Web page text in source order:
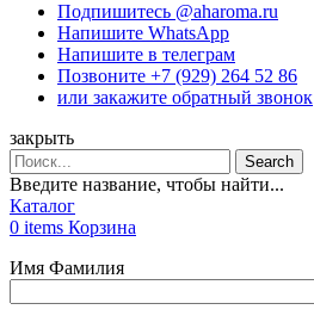
Подпишитесь @aharoma.ru
Напишите WhatsApp
Напишите в телеграм
Позвоните +7 (929) 264 52 86
или закажите обратный звонок
закрыть
Search
Введите название, чтобы найти...
Каталог
0 items Корзина
Имя Фамилия